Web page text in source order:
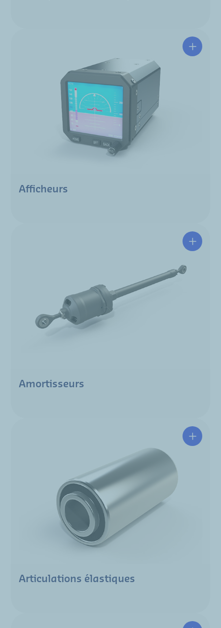
Afficheurs
Amortisseurs
Articulations élastiques